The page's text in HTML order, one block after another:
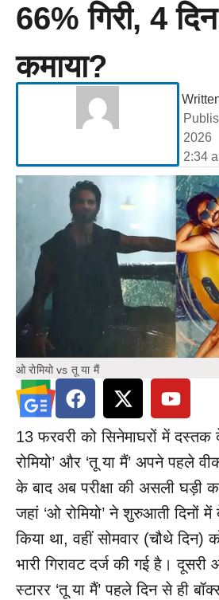
66% गिरी, 4
कमाया?
2026
2:34
ओ रोमियो vs तू या मैं
13 फरवरी को सिनेमाघरों में दस्तक
रोमियो’ और ‘तू या मैं’ अपने पहले
के बाद अब परीक्षा की असली घड़ी
जहां ‘ओ रोमियो’ ने शुरुआती दिनों में
किया था, वहीं सोमवार (चौथे दिन)
भारी गिरावट दर्ज की गई है।
स्टारर ‘तू या मैं’ पहले दिन से ही